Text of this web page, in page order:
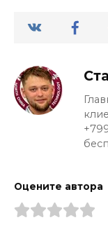
Оцените автора